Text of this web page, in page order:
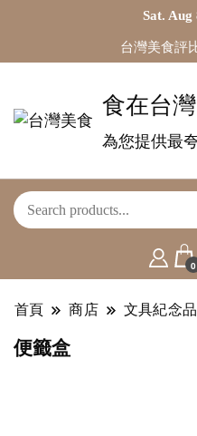
Sat. Aug
台灣美食評
食在台
為您提供最
0
首頁 商店 文具紀念品
便籤盒